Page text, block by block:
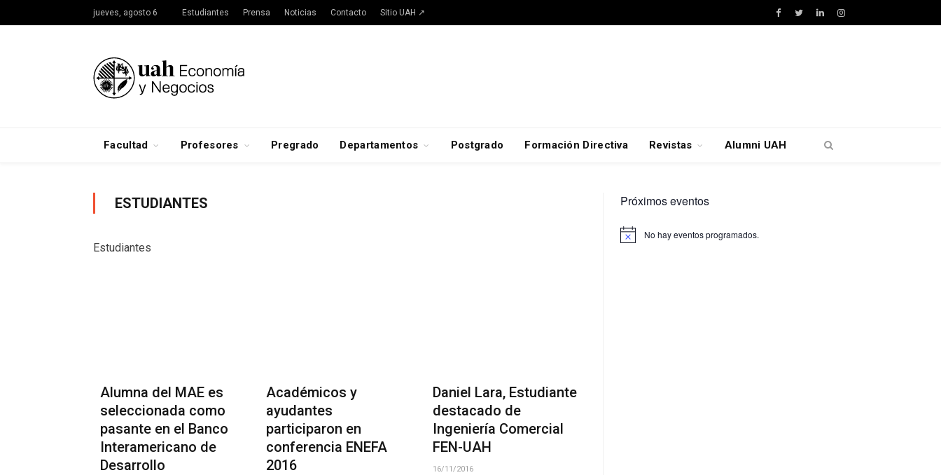
jueves, agosto 6 Estudiantes Prensa Noticias Contacto Sitio UAH ↗ Facebook
TwitterLinkedInInstagram
Facultad Profesores Pregrado Departamentos Postgrado Formación Directiva Revistas Alumni UAH
ESTUDIANTES
Estudiantes
Alumna del MAE es
seleccionada como
pasante en el Banco
Interamericano de
Desarrollo
Académicos y
ayudantes
participaron en
conferencia ENEFA
2016
Daniel Lara, Estudiante
destacado de
Ingeniería Comercial
FEN-UAH
16/11/2016
Próximos eventos
Aviso No hay eventos programados.